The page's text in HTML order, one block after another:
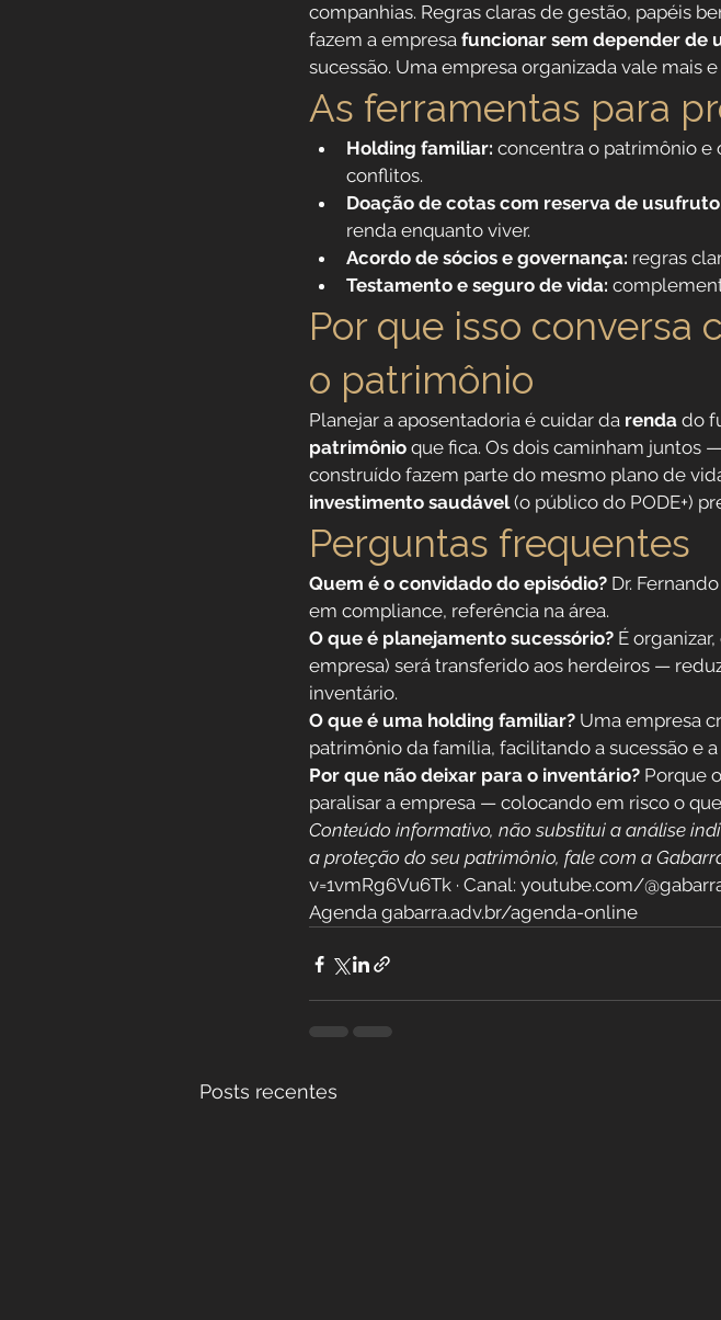
companhias. Regras claras de gestão, papéis
fazem a empresa funcionar sem depender de
sucessão. Uma empresa organizada vale mais
As ferramentas para
Holding familiar: concentra o patrimônio e
conflitos.
Doação de cotas com reserva de
renda enquanto viver.
Acordo de sócios e governança: regras
Testamento e seguro de vida:
Por que isso conversa
o patrimônio
Planejar a aposentadoria é cuidar da renda do
patrimônio que fica. Os dois caminham juntos
construído fazem parte do mesmo plano de
investimento saudável (o público do PODE+)
Perguntas frequentes
Quem é o convidado do episódio? Dr.
em compliance, referência na área.
O que é planejamento sucessório? É
empresa) será transferido aos herdeiros —
inventário.
O que é uma holding familiar? Uma empresa
patrimônio da família, facilitando a sucessão e
Por que não deixar para o inventário? Porque
paralisar a empresa — colocando em risco o
Conteúdo informativo, não substitui a análise
a proteção do seu patrimônio, fale com a
v=1vmRg6Vu6Tk · Canal: youtube.com/
Agenda gabarra.adv.br/agenda-online
Posts recentes